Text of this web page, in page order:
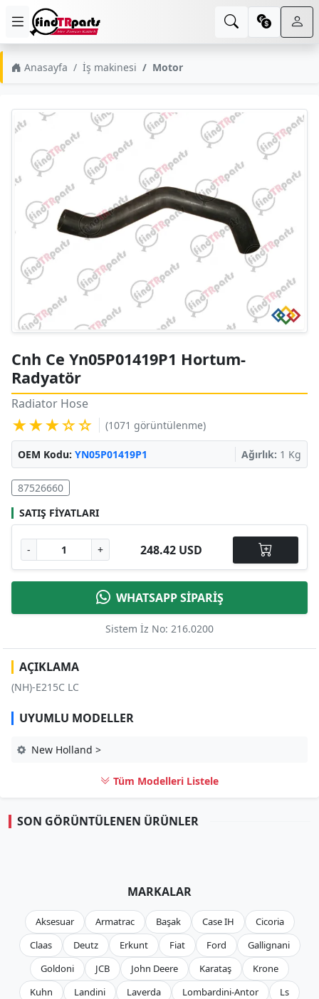
Anasayfa İş makinesi Motor
Cnh Ce Yn05P01419P1 Hortum-
Radyatör
Radiator Hose
★★★☆☆ (1071 görüntülenme)
OEM Kodu: YN05P01419P1 Ağırlık: 1 Kg
87526660
SATIŞ FIYATLARI
- + 248.42 USD
WHATSAPP SİPARİŞ
Sistem İz No: 216.0200
AÇIKLAMA
(NH)-E215C LC
UYUMLU MODELLER
New Holland >
Tüm Modelleri Listele
SON GÖRÜNTÜLENEN ÜRÜNLER
MARKALAR
Aksesuar Armatrac Başak Case IH
Cicoria
Claas
Deutz Erkunt Fiat Ford
Gallignani
Goldoni
JCB John Deere Karataş
Krone
Kuhn
Landini Laverda Lombardini-Antor
Ls